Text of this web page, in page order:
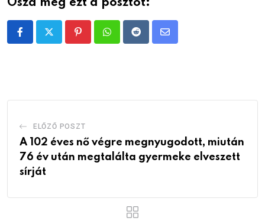
Oszd meg ezt a posztot:
PinterestWhatsappRedditShare
ELŐZŐ POSZT
A 102 éves nő végre megnyugodott, miután
76 év után megtalálta gyermeke elveszett
sírját